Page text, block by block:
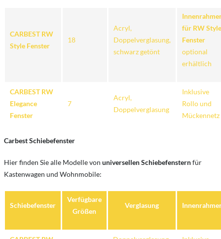
CARBEST RW
Style Fenster
18
Acryl,
Doppelverglasung,
schwarz getönt
für RW Style
Fenster
optional
erhältlich
CARBEST RW
Elegance
Fenster
7
Acryl,
Doppelverglasung
Inklusive
Rollo und
Mückennetz
Carbest Schiebefenster
Hier finden Sie alle Modelle von universellen Schiebefensternfür
Kastenwagen und Wohnmobile:
Schiebefenster
Verfügbare
Größen
Verglasung